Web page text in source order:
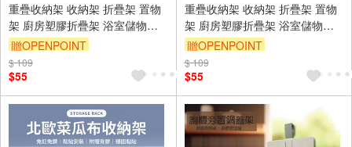
重疊收納架 收納架 折疊架 置物
架 廚房塑膠折疊架 浴室儲物架
【Ho覓好物】重疊收納架
JP3199 JP3200
贈OPENPOINT
$ 109
$55
重疊收納架 收納架 折疊架 置物
架 廚房塑膠折疊架 浴室儲物架
【Ho覓好物】重疊收納架
JP3199 JP3200
贈OPENPOINT
$ 109
$55